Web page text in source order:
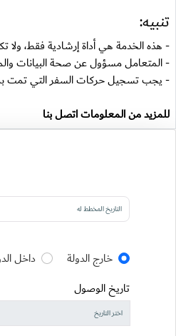
تنبيه:
- هذه الخدمة هي أداة إرشادية فقط، ولا
- المتعامل مسؤول عن صحة البيانات
- يجب تسجيل حركات السفر التي تمت
للمزيد من المعلوماتاتصل بنا
Date of entry/Control
Country Control Options
خارج الدولة
داخل
تاريخ الوصول
Entry
Exit
Duration